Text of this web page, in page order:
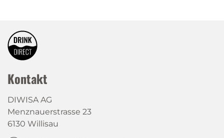
Kontakt
DIWISA AG
Menznauerstrasse 23
6130 Willisau